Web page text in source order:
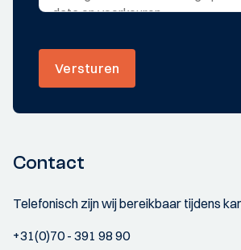
Versturen
Contact
Telefonisch zijn wij bereikbaar tijdens
+31(0)70 - 391 98 90